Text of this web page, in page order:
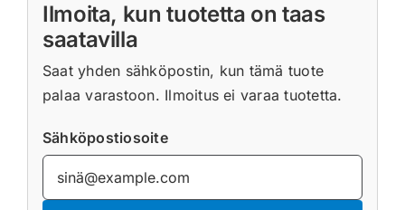
Ilmoita, kun tuotetta on taas
saatavilla
Saat yhden sähköpostin, kun tämä tuote
palaa varastoon. Ilmoitus ei varaa tuotetta.
Sähköpostiosoite